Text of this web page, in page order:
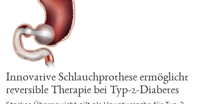
Innovative Schlauchprothese ermöglicht
reversible Therapie bei Typ-2-Diabetes